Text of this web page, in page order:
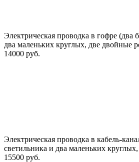
Электрическая проводка в гофре (два
два маленьких круглых, две двойные
14000 руб.
Электрическая проводка в кабель-
светильника и два маленьких
15500 руб.